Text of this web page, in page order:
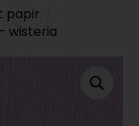
papir
wisteria